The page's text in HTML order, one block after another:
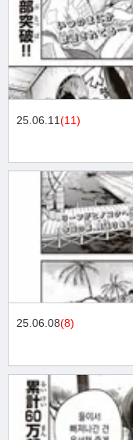
25.06.11(11)
25.06.08(8)